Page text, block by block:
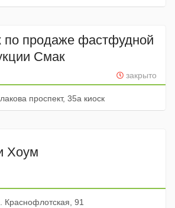
по продаже фастфудной
Смак
закрыто
проспект, 35а киоск
Хоум
Краснофлотская, 91